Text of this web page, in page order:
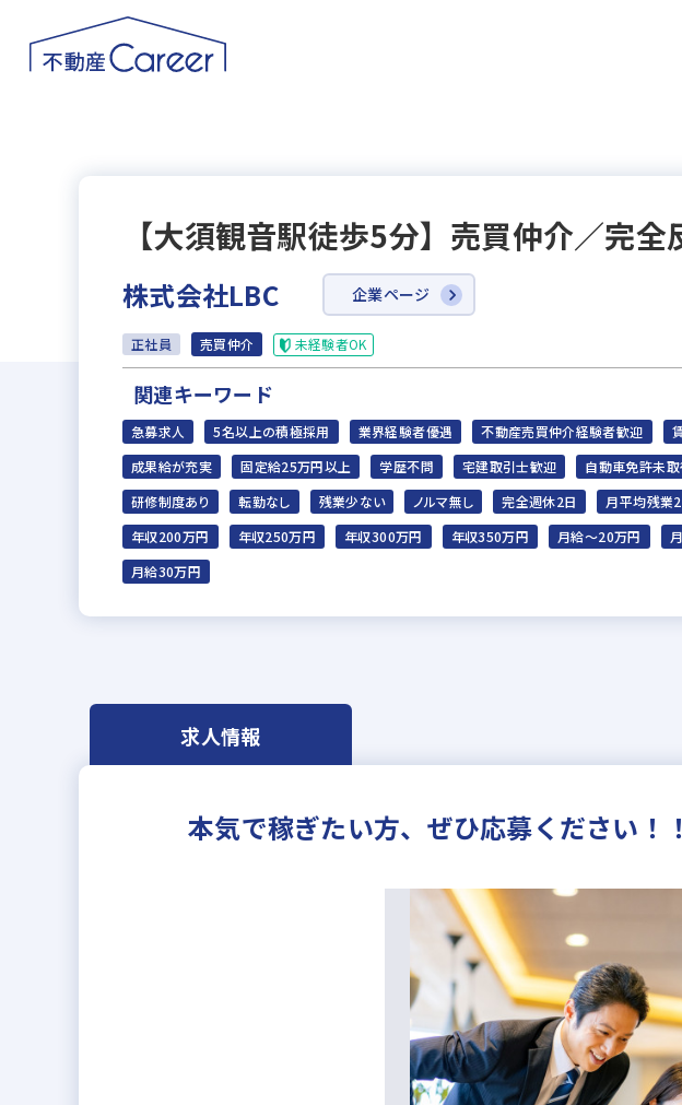
【大須観音駅徒歩5分】売買仲介／完
株式会社LBC 企業ページ
正社員 売買仲介 未経験者OK
関連キーワード
急募求人 5名以上の積極採用 業界経験者優遇 不動産売買仲介経験者歓迎
成果給が充実
固定給25万円以上 学歴不問 宅建取引士歓迎 自動車免許未取
研修制度あり
転勤なし 残業少ない ノルマ無し 完全週休2日 月平均残業
年収200万円
年収250万円 年収300万円 年収350万円 月給～20万円
月給30万円
求人情報
本気で稼ぎたい方、ぜひ応募ください！！